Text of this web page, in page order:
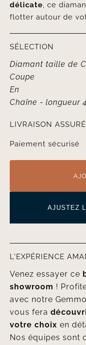
délicate, ce
flotter autour de
SÉLECTION
Diamant taille de
Coupe
En
Chaîne - longueur
LIVRAISON
Paiement sécurisé
AJUSTEZ
L'EXPÉRIENCE
Venez essayer ce
showroom !
avec notre
vous fera
votre choix en
Nos équipes sont